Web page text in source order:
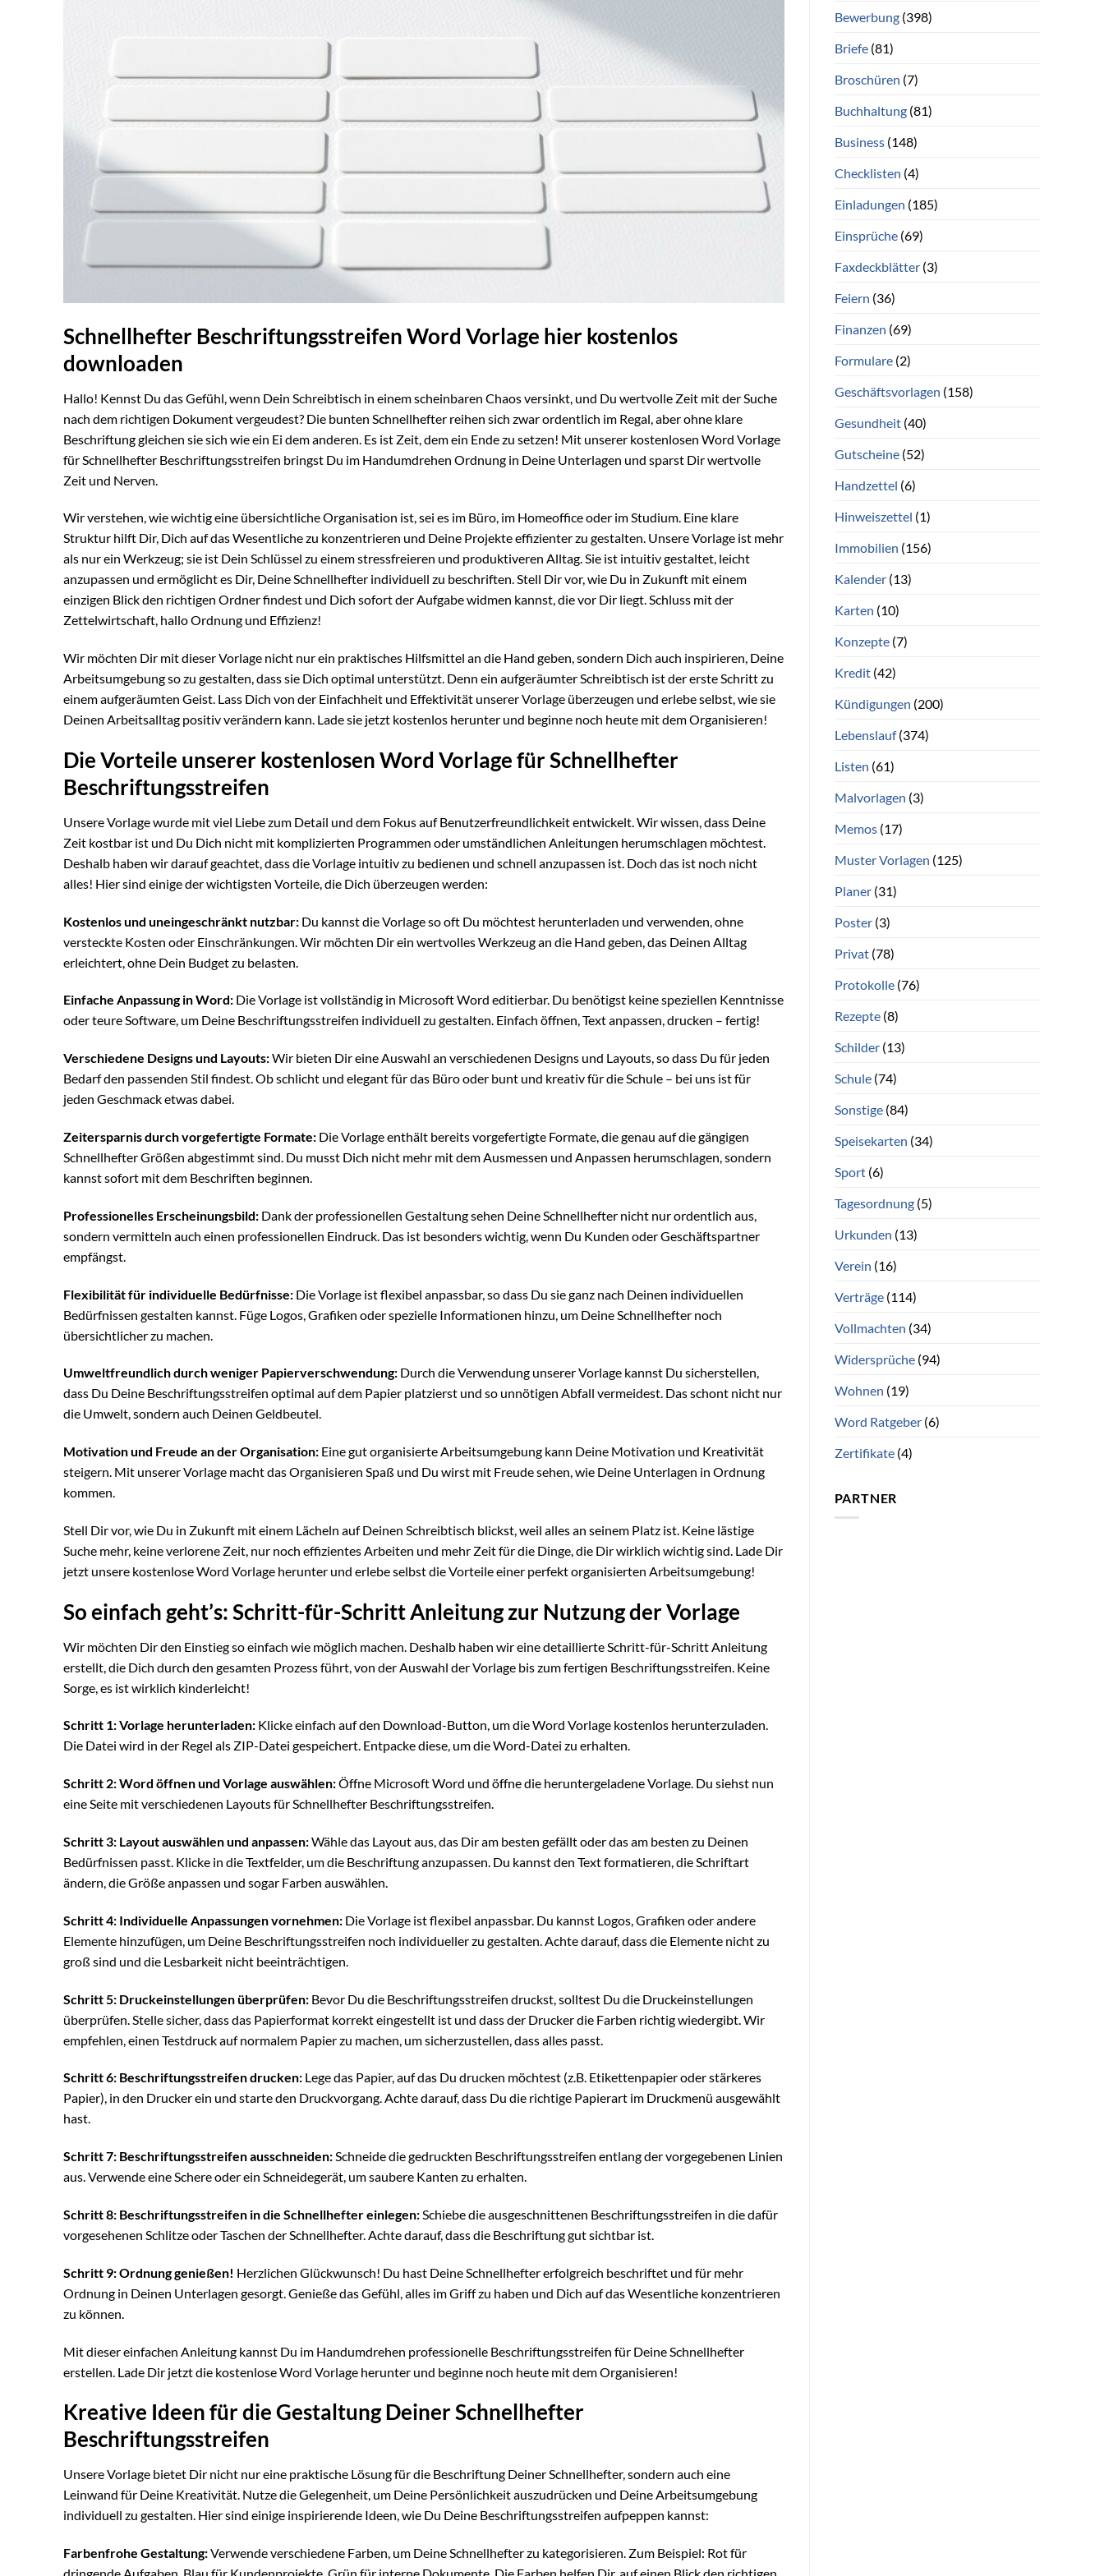
Schnellhefter Beschriftungsstreifen Word Vorlage hier kostenlos
downloaden
Hallo! Kennst Du das Gefühl, wenn Dein Schreibtisch in einem scheinbaren Chaos versinkt, und Du wertvolle Zeit mit der Suche
nach dem richtigen Dokument vergeudest? Die bunten Schnellhefter reihen sich zwar ordentlich im Regal, aber ohne klare
Beschriftung gleichen sie sich wie ein Ei dem anderen. Es ist Zeit, dem ein Ende zu setzen! Mit unserer kostenlosen Word Vorlage
für Schnellhefter Beschriftungsstreifen bringst Du im Handumdrehen Ordnung in Deine Unterlagen und sparst Dir wertvolle
Zeit und Nerven.
Wir verstehen, wie wichtig eine übersichtliche Organisation ist, sei es im Büro, im Homeoffice oder im Studium. Eine klare
Struktur hilft Dir, Dich auf das Wesentliche zu konzentrieren und Deine Projekte effizienter zu gestalten. Unsere Vorlage ist mehr
als nur ein Werkzeug; sie ist Dein Schlüssel zu einem stressfreieren und produktiveren Alltag. Sie ist intuitiv gestaltet, leicht
anzupassen und ermöglicht es Dir, Deine Schnellhefter individuell zu beschriften. Stell Dir vor, wie Du in Zukunft mit einem
einzigen Blick den richtigen Ordner findest und Dich sofort der Aufgabe widmen kannst, die vor Dir liegt. Schluss mit der
Zettelwirtschaft, hallo Ordnung und Effizienz!
Wir möchten Dir mit dieser Vorlage nicht nur ein praktisches Hilfsmittel an die Hand geben, sondern Dich auch inspirieren, Deine
Arbeitsumgebung so zu gestalten, dass sie Dich optimal unterstützt. Denn ein aufgeräumter Schreibtisch ist der erste Schritt zu
einem aufgeräumten Geist. Lass Dich von der Einfachheit und Effektivität unserer Vorlage überzeugen und erlebe selbst, wie sie
Deinen Arbeitsalltag positiv verändern kann. Lade sie jetzt kostenlos herunter und beginne noch heute mit dem Organisieren!
Die Vorteile unserer kostenlosen Word Vorlage für Schnellhefter
Beschriftungsstreifen
Unsere Vorlage wurde mit viel Liebe zum Detail und dem Fokus auf Benutzerfreundlichkeit entwickelt. Wir wissen, dass Deine
Zeit kostbar ist und Du Dich nicht mit komplizierten Programmen oder umständlichen Anleitungen herumschlagen möchtest.
Deshalb haben wir darauf geachtet, dass die Vorlage intuitiv zu bedienen und schnell anzupassen ist. Doch das ist noch nicht
alles! Hier sind einige der wichtigsten Vorteile, die Dich überzeugen werden:
Kostenlos und uneingeschränkt nutzbar: Du kannst die Vorlage so oft Du möchtest herunterladen und verwenden, ohne
versteckte Kosten oder Einschränkungen. Wir möchten Dir ein wertvolles Werkzeug an die Hand geben, das Deinen Alltag
erleichtert, ohne Dein Budget zu belasten.
Einfache Anpassung in Word: Die Vorlage ist vollständig in Microsoft Word editierbar. Du benötigst keine speziellen Kenntnisse
oder teure Software, um Deine Beschriftungsstreifen individuell zu gestalten. Einfach öffnen, Text anpassen, drucken – fertig!
Verschiedene Designs und Layouts:Wir bieten Dir eine Auswahl an verschiedenen Designs und Layouts, so dass Du für jeden
Bedarf den passenden Stil findest. Ob schlicht und elegant für das Büro oder bunt und kreativ für die Schule – bei uns ist für
jeden Geschmack etwas dabei.
Zeitersparnis durch vorgefertigte Formate: Die Vorlage enthält bereits vorgefertigte Formate, die genau auf die gängigen
Schnellhefter Größen abgestimmt sind. Du musst Dich nicht mehr mit dem Ausmessen und Anpassen herumschlagen, sondern
kannst sofort mit dem Beschriften beginnen.
Professionelles Erscheinungsbild: Dank der professionellen Gestaltung sehen Deine Schnellhefter nicht nur ordentlich aus,
sondern vermitteln auch einen professionellen Eindruck. Das ist besonders wichtig, wenn Du Kunden oder Geschäftspartner
empfängst.
Flexibilität für individuelle Bedürfnisse: Die Vorlage ist flexibel anpassbar, so dass Du sie ganz nach Deinen individuellen
Bedürfnissen gestalten kannst. Füge Logos, Grafiken oder spezielle Informationen hinzu, um Deine Schnellhefter noch
übersichtlicher zu machen.
Umweltfreundlich durch weniger Papierverschwendung: Durch die Verwendung unserer Vorlage kannst Du sicherstellen,
dass Du Deine Beschriftungsstreifen optimal auf dem Papier platzierst und so unnötigen Abfall vermeidest. Das schont nicht nur
die Umwelt, sondern auch Deinen Geldbeutel.
Motivation und Freude an der Organisation: Eine gut organisierte Arbeitsumgebung kann Deine Motivation und Kreativität
steigern. Mit unserer Vorlage macht das Organisieren Spaß und Du wirst mit Freude sehen, wie Deine Unterlagen in Ordnung
kommen.
Stell Dir vor, wie Du in Zukunft mit einem Lächeln auf Deinen Schreibtisch blickst, weil alles an seinem Platz ist. Keine lästige
Suche mehr, keine verlorene Zeit, nur noch effizientes Arbeiten und mehr Zeit für die Dinge, die Dir wirklich wichtig sind. Lade Dir
jetzt unsere kostenlose Word Vorlage herunter und erlebe selbst die Vorteile einer perfekt organisierten Arbeitsumgebung!
So einfach geht’s: Schritt-für-Schritt Anleitung zur Nutzung der Vorlage
Wir möchten Dir den Einstieg so einfach wie möglich machen. Deshalb haben wir eine detaillierte Schritt-für-Schritt Anleitung
erstellt, die Dich durch den gesamten Prozess führt, von der Auswahl der Vorlage bis zum fertigen Beschriftungsstreifen. Keine
Sorge, es ist wirklich kinderleicht!
Schritt 1: Vorlage herunterladen: Klicke einfach auf den Download-Button, um die Word Vorlage kostenlos herunterzuladen.
Die Datei wird in der Regel als ZIP-Datei gespeichert. Entpacke diese, um die Word-Datei zu erhalten.
Schritt 2: Word öffnen und Vorlage auswählen:Öffne Microsoft Word und öffne die heruntergeladene Vorlage. Du siehst nun
eine Seite mit verschiedenen Layouts für Schnellhefter Beschriftungsstreifen.
Schritt 3: Layout auswählen und anpassen:Wähle das Layout aus, das Dir am besten gefällt oder das am besten zu Deinen
Bedürfnissen passt. Klicke in die Textfelder, um die Beschriftung anzupassen. Du kannst den Text formatieren, die Schriftart
ändern, die Größe anpassen und sogar Farben auswählen.
Schritt 4: Individuelle Anpassungen vornehmen: Die Vorlage ist flexibel anpassbar. Du kannst Logos, Grafiken oder andere
Elemente hinzufügen, um Deine Beschriftungsstreifen noch individueller zu gestalten. Achte darauf, dass die Elemente nicht zu
groß sind und die Lesbarkeit nicht beeinträchtigen.
Schritt 5: Druckeinstellungen überprüfen: Bevor Du die Beschriftungsstreifen druckst, solltest Du die Druckeinstellungen
überprüfen. Stelle sicher, dass das Papierformat korrekt eingestellt ist und dass der Drucker die Farben richtig wiedergibt. Wir
empfehlen, einen Testdruck auf normalem Papier zu machen, um sicherzustellen, dass alles passt.
Schritt 6: Beschriftungsstreifen drucken: Lege das Papier, auf das Du drucken möchtest (z.B. Etikettenpapier oder stärkeres
Papier), in den Drucker ein und starte den Druckvorgang. Achte darauf, dass Du die richtige Papierart im Druckmenü ausgewählt
hast.
Schritt 7: Beschriftungsstreifen ausschneiden:Schneide die gedruckten Beschriftungsstreifen entlang der vorgegebenen Linien
aus. Verwende eine Schere oder ein Schneidegerät, um saubere Kanten zu erhalten.
Schritt 8: Beschriftungsstreifen in die Schnellhefter einlegen:Schiebe die ausgeschnittenen Beschriftungsstreifen in die dafür
vorgesehenen Schlitze oder Taschen der Schnellhefter. Achte darauf, dass die Beschriftung gut sichtbar ist.
Schritt 9: Ordnung genießen! Herzlichen Glückwunsch! Du hast Deine Schnellhefter erfolgreich beschriftet und für mehr
Ordnung in Deinen Unterlagen gesorgt. Genieße das Gefühl, alles im Griff zu haben und Dich auf das Wesentliche konzentrieren
zu können.
Mit dieser einfachen Anleitung kannst Du im Handumdrehen professionelle Beschriftungsstreifen für Deine Schnellhefter
erstellen. Lade Dir jetzt die kostenlose Word Vorlage herunter und beginne noch heute mit dem Organisieren!
Kreative Ideen für die Gestaltung Deiner Schnellhefter
Beschriftungsstreifen
Unsere Vorlage bietet Dir nicht nur eine praktische Lösung für die Beschriftung Deiner Schnellhefter, sondern auch eine
Leinwand für Deine Kreativität. Nutze die Gelegenheit, um Deine Persönlichkeit auszudrücken und Deine Arbeitsumgebung
individuell zu gestalten. Hier sind einige inspirierende Ideen, wie Du Deine Beschriftungsstreifen aufpeppen kannst:
Farbenfrohe Gestaltung:Verwende verschiedene Farben, um Deine Schnellhefter zu kategorisieren. Zum Beispiel: Rot für
Bewerbung(398)
Briefe(81)
Broschüren (7)
Buchhaltung(81)
Business(148)
Checklisten (4)
Einladungen (185)
Einsprüche(69)
Faxdeckblätter(3)
Feiern (36)
Finanzen (69)
Formulare(2)
Geschäftsvorlagen (158)
Gesundheit(40)
Gutscheine(52)
Handzettel (6)
Hinweiszettel (1)
Immobilien (156)
Kalender(13)
Karten (10)
Konzepte(7)
Kredit(42)
Kündigungen (200)
Lebenslauf(374)
Listen (61)
Malvorlagen (3)
Memos(17)
Muster Vorlagen (125)
Planer(31)
Poster(3)
Privat(78)
Protokolle(76)
Rezepte(8)
Schilder(13)
Schule(74)
Sonstige(84)
Speisekarten (34)
Sport(6)
Tagesordnung(5)
Urkunden (13)
Verein (16)
Verträge(114)
Vollmachten (34)
Widersprüche(94)
Wohnen (19)
Word Ratgeber(6)
Zertifikate(4)
PARTNER